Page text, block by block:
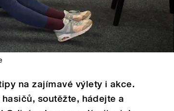
na zajímavé výlety i akce.
soutěžte, hádejte a